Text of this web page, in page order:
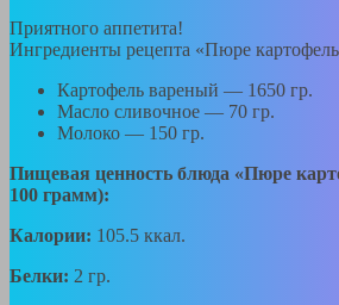
Приятного аппетита!
Ингредиенты рецепта «Пюре
Картофель вареный — 1650 гр.
Масло сливочное — 70 гр.
Молоко — 150 гр.
Пищевая ценность блюда «Пюре
100 грамм):
Калории: 105.5 ккал.
Белки: 2 гр.